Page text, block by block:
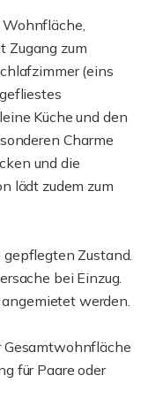
Wohnfläche,
Zugang zum
(eins
Küche und den
Charme
und die
lädt zudem zum
Zustand.
bei Einzug.
werden.
Gesamtwohnfläche
für Paare oder